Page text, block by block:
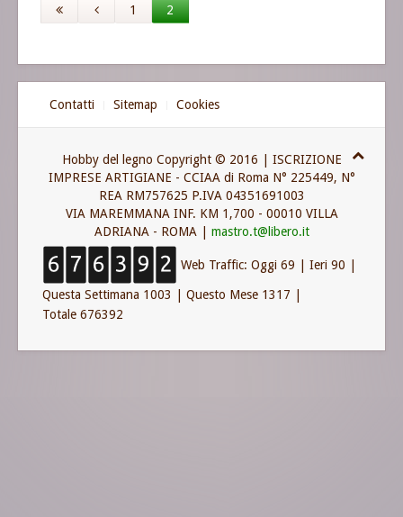
1
2
Contatti Sitemap Cookies
Hobby del legno Copyright © 2016 | ISCRIZIONE
IMPRESE ARTIGIANE - CCIAA di Roma N° 225449, N°
REA RM757625 P.IVA 04351691003
VIA MAREMMANA INF. KM 1,700 - 00010 VILLA
ADRIANA - ROMA | mastro.t@libero.it
Web Traffic: Oggi 69 Ieri 90
Questa Settimana 1003 Questo Mese 1317
Totale 676392